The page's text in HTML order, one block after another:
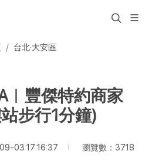
台北·大安區
豐傑特約商家
步行1分鐘)
03 17:16:37 瀏覽數：3718